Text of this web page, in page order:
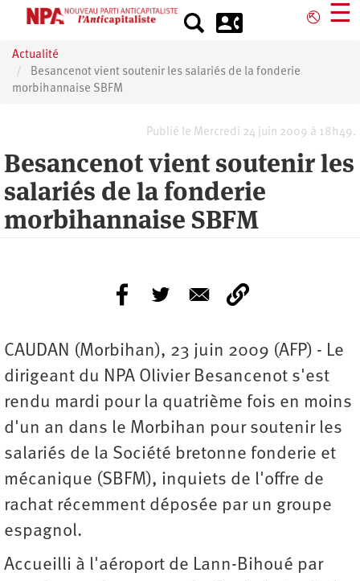
principal
⎋ ☰
Actualité
Besancenot vient soutenir les salariés de la fonderie
morbihannaise SBFM
Publié le Mercredi 24 juin 2009 à 18h49.
Besancenot vient soutenir les
salariés de la fonderie
morbihannaise SBFM
CAUDAN (Morbihan), 23 juin 2009 (AFP) - Le
dirigeant du NPA Olivier Besancenot s'est
rendu mardi pour la quatrième fois en moins
d'un an dans le Morbihan pour soutenir les
salariés de la Société bretonne fonderie et
mécanique (SBFM), inquiets de l'offre de
rachat récemment déposée par un groupe
espagnol.
Accueilli à l'aéroport de Lann-Bihoué par